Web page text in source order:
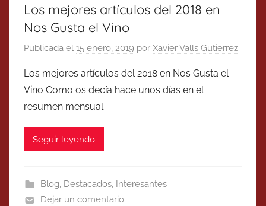
Los mejores artículos del 2018 en
Nos Gusta el Vino
Publicada el 15 enero, 2019 por Xavier Valls Gutierrez
Los mejores artículos del 2018 en Nos Gusta el
Vino Como os decía hace unos días en el
resumen mensual
Seguir leyendo
Blog, Destacados, Interesantes
Dejar un comentario